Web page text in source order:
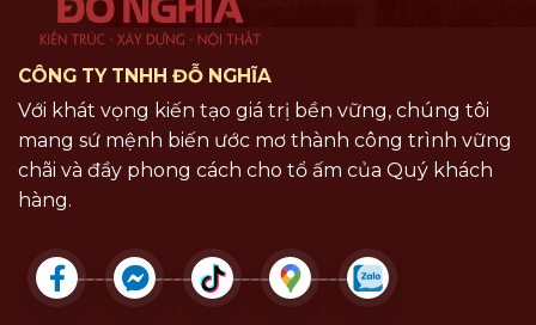
CÔNG TY TNHH ĐỖ NGHĨA
Với khát vọng kiến tạo giá trị bền vững, chúng tôi
mang sứ mệnh biến ước mơ thành công trình vững
chãi và đầy phong cách cho tổ ấm của Quý khách
hàng.